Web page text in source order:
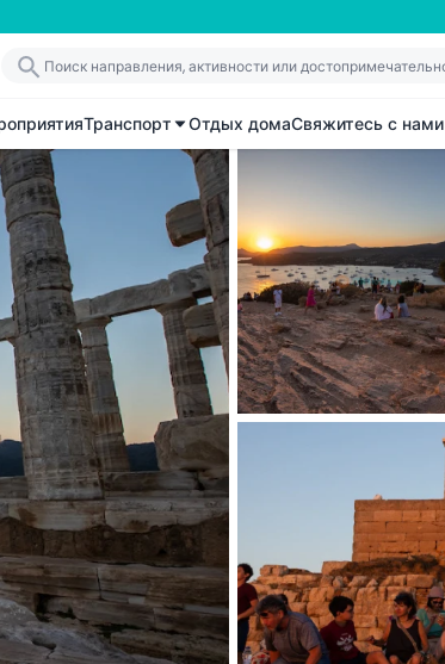
Транспорт Отдых домаСвяжитесь с нами